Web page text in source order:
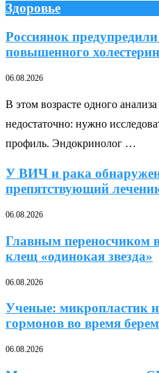
Здоровье
Россиянок
повышенного
06.08.2026
В этом возрасте одного
недостаточно: нужно
профиль. Эндокринолог …
У ВИЧ и рака
препятствующий
06.08.2026
Главным переносчиком
клещ «одинокая звезда»
06.08.2026
Ученые: микропластик
гормонов во время
06.08.2026